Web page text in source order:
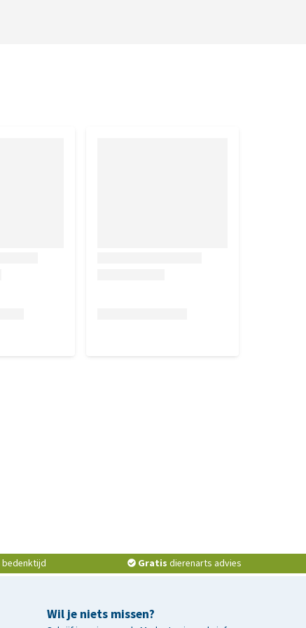
bedenktijd Gratis dierenarts advies
Wil je niets missen?